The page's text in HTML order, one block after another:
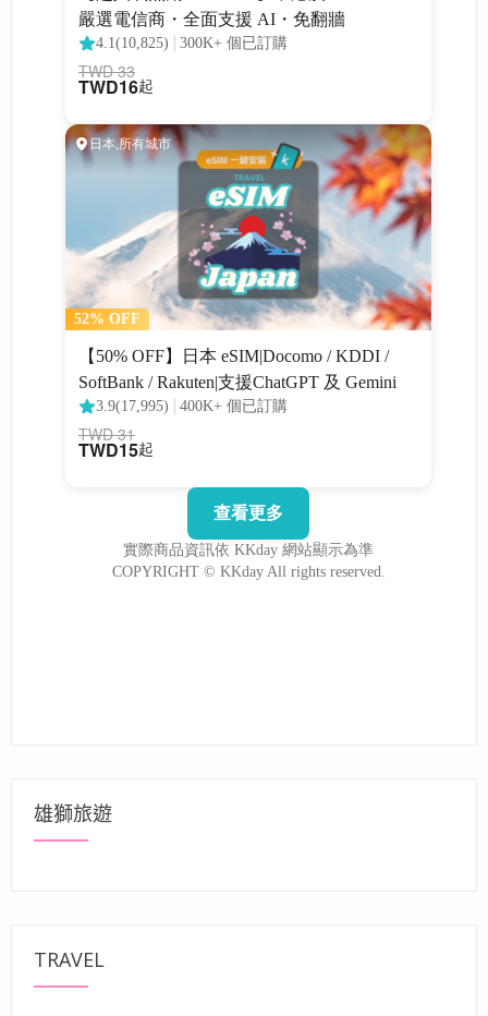
雄獅旅遊
TRAVEL